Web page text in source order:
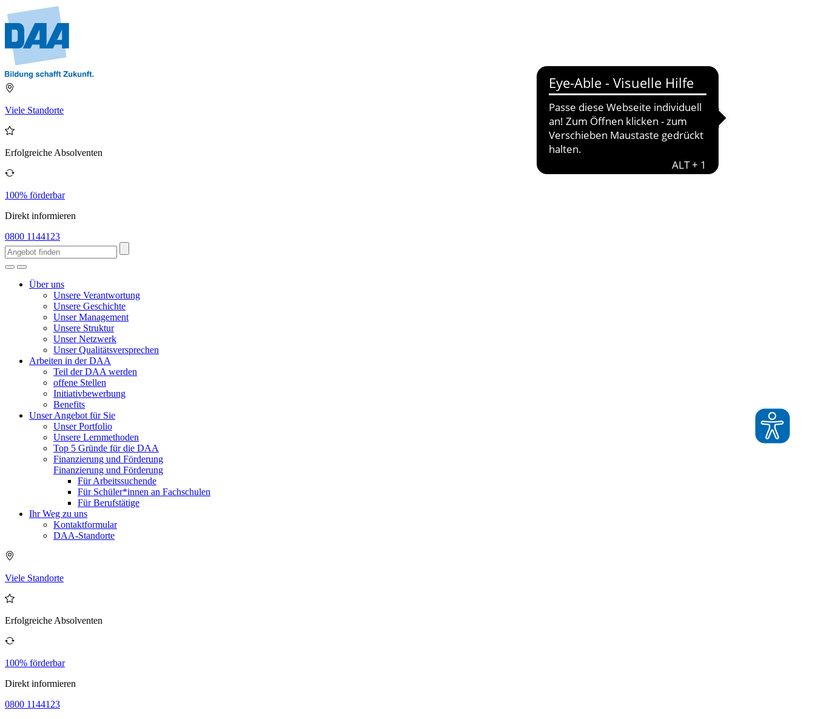
Viele Standorte
Erfolgreiche Absolventen
100% förderbar
Direkt informieren
0800 1144123
Über uns
Unsere Verantwortung
Unsere Geschichte
Unser Management
Unsere Struktur
Unser Netzwerk
Unser Qualitätsversprechen
Arbeiten in der DAA
Teil der DAA werden
offene Stellen
Initiativbewerbung
Benefits
Unser Angebot für Sie
Unser Portfolio
Unsere Lernmethoden
Top 5 Gründe für die DAA
Finanzierung und Förderung
Finanzierung und Förderung
Für Arbeitssuchende
Für Schüler*innen an Fachschulen
Für Berufstätige
Ihr Weg zu uns
Kontaktformular
DAA-Standorte
Viele Standorte
Erfolgreiche Absolventen
100% förderbar
Direkt informieren
0800 1144123